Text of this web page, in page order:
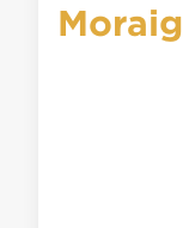
Moraig